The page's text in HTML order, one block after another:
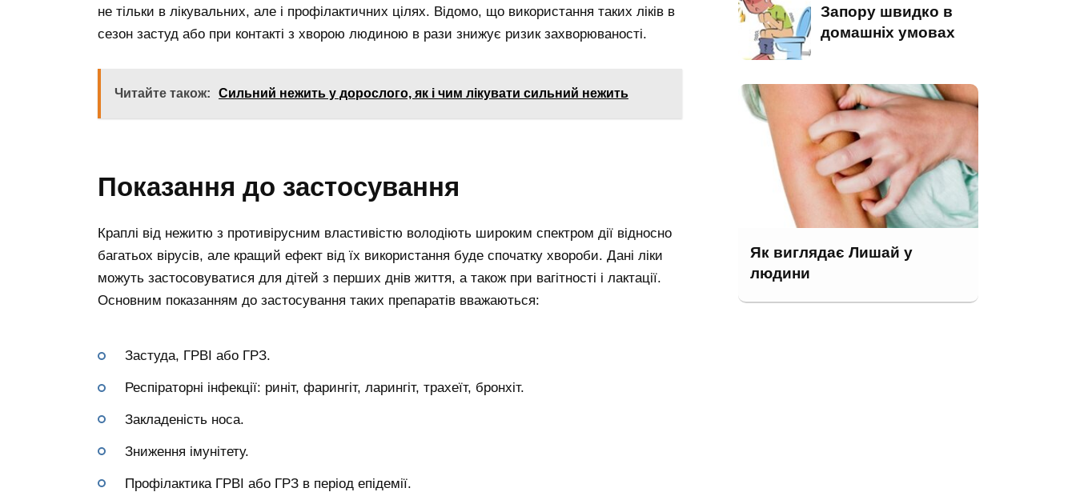
не тільки в лікувальних, але і профілактичних цілях. Відомо, що використання таких ліків в
сезон застуд або при контакті з хворою людиною в рази знижує ризик захворюваності.
Читайте також: Сильний нежить у дорослого, як і чим лікувати сильний нежить
Показання до застосування
Краплі від нежитю з противірусним властивістю володіють широким спектром дії відносно
багатьох вірусів, але кращий ефект від їх використання буде спочатку хвороби. Дані ліки
можуть застосовуватися для дітей з перших днів життя, а також при вагітності і лактації.
Основним показанням до застосування таких препаратів вважаються:
Застуда, ГРВІ або ГРЗ.
Респіраторні інфекції: риніт, фарингіт, ларингіт, трахеїт, бронхіт.
Закладеність носа.
Зниження імунітету.
Профілактика ГРВІ або ГРЗ в період епідемії.
Запору швидко в
домашніх умовах
Як виглядає Лишай у
людини